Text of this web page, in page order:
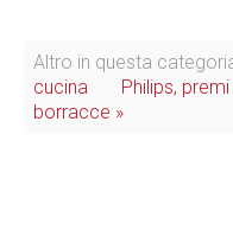
Altro in questa
cucina
Philips,
borracce »